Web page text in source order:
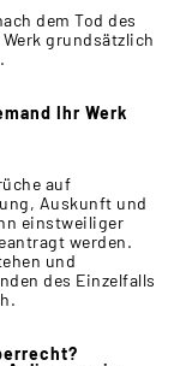
dem Tod des
grundsätzlich
Ihr Werk
auf
Auskunft und
einstweiliger
werden.
und
des Einzelfalls